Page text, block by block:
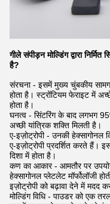
गीले संपीड़न मोल्डिंग द्वारा
है?
संरचना - इसमें मुख्य चुंबकीय
होता है। स्ट्रोंटियम फेराइट में
होता है।
घनत्व - सिंटरिंग के बाद लगभग
अच्छी यांत्रिक शक्ति मिलती है।
ए-इज़ोट्रोपी - उनकी
ए-इज़ोट्रोपी प्रदर्शित करते हैं।
दिशा में होता है।
कण का आकार - आमतौर पर
हेक्सागोनल प्लेटलेट मॉर्फोलॉजी
इज़ोट्रोपी को बढ़ावा देने में मदद
मोल्डिंग विधि - पाउडर को एक